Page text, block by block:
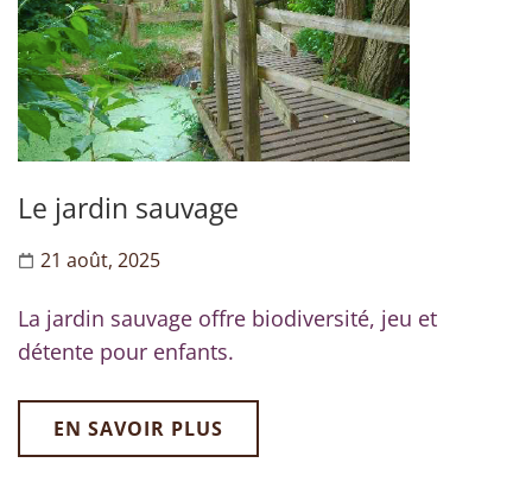
Le jardin sauvage
21 août, 2025
La jardin sauvage offre biodiversité, jeu et
détente pour enfants.
EN SAVOIR PLUS